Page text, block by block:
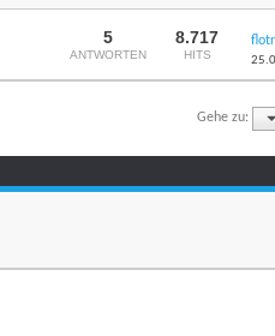
5
ANTWORTEN
8.717
HITS
Gehe zu: